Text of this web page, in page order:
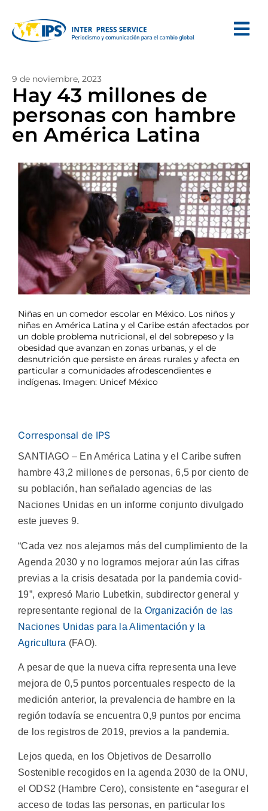
9 de noviembre, 2023
Hay 43 millones de
personas con hambre
en América Latina
Niñas en un comedor escolar en México. Los niños y
niñas en América Latina y el Caribe están afectados por
un doble problema nutricional, el del sobrepeso y la
obesidad que avanzan en zonas urbanas, y el de
desnutrición que persiste en áreas rurales y afecta en
particular a comunidades afrodescendientes e
indígenas. Imagen: Unicef México
Corresponsal de IPS
SANTIAGO – En América Latina y el Caribe sufren
hambre 43,2 millones de personas, 6,5 por ciento de
su población, han señalado agencias de las
Naciones Unidas en un informe conjunto divulgado
este jueves 9.
“Cada vez nos alejamos más del cumplimiento de la
Agenda 2030 y no logramos mejorar aún las cifras
previas a la crisis desatada por la pandemia covid-
19”, expresó Mario Lubetkin, subdirector general y
representante regional de la Organización de las
Naciones Unidas para la Alimentación y la
Agricultura (FAO).
A pesar de que la nueva cifra representa una leve
mejora de 0,5 puntos porcentuales respecto de la
medición anterior, la prevalencia de hambre en la
región todavía se encuentra 0,9 puntos por encima
de los registros de 2019, previos a la pandemia.
Lejos queda, en los Objetivos de Desarrollo
Sostenible recogidos en la agenda 2030 de la ONU,
el ODS2 (Hambre Cero), consistente en “asegurar el
acceso de todas las personas, en particular los